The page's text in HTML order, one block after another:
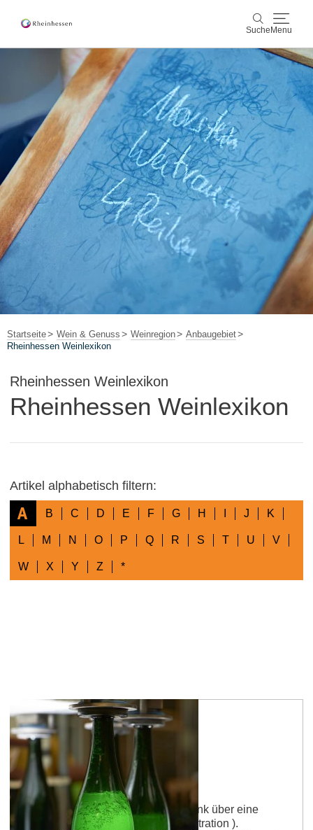
Suche Menu
Suche
Wein & Genuss
Aktiv & Natur
Kultur & Städte
Veranstaltungen
Buchung & Service
ShopRheinhessen-Blog Karte
Startseite Wein & Genuss Weinregion
Anbaugebiet
Rheinhessen Weinlexikon
Rheinhessen Weinlexikon
Rheinhessen Weinlexikon
Artikel alphabetisch filtern:
A B C D E F G H J K
L M N O P Q R S T U V
W X Y Z *
Rheinhessen Weinlexikon
Abfüllen
Der füllfertige Wein verlässt den Tank über eine
Pumpe in ein Filtersystem ( sieh Filtration ).